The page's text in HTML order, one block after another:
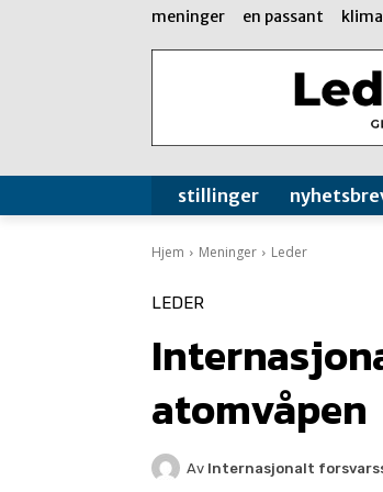
meninger en passant
stillinger
Hjem Meninger Leder
LEDER
atomvåpen
Av Internasjonalt